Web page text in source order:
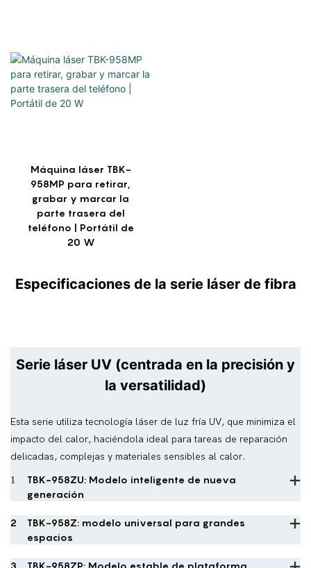
Máquina láser TBK-
958MP para retirar,
grabar y marcar la
parte trasera del
teléfono | Portátil de
20 W
Especificaciones de la serie láser de fibra
Serie láser UV (centrada en la precisión y
la versatilidad)
Esta serie utiliza tecnología láser de luz fría UV, que minimiza el
impacto del calor, haciéndola ideal para tareas de reparación
delicadas, complejas y materiales sensibles al calor.
1
TBK-958ZU: Modelo inteligente de nueva
generación
2
TBK-958Z: modelo universal para grandes
espacios